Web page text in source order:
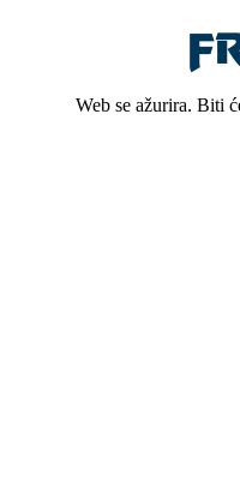
Web se ažurira. Biti